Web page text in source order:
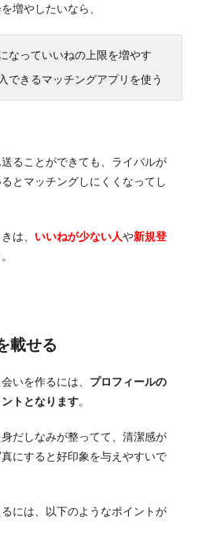
増やしたいなら、
なっていいねの上限を増やす
できるマッチングアプリを使う
ることができても、ライバルが
とマッチングしにくくなってし
は、 いいねが少ない人や新規登
載せる
いを作るには、 プロフィールの
トとなります。
だしなみが整ってて、清潔感が
にすると好印象を与えやすいで
には、以下のようなポイントが